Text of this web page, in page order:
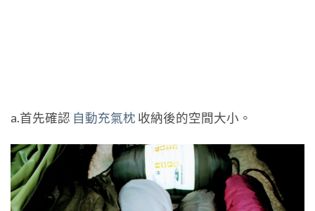
a.首先確認 自動充氣枕 收納後的空間大小。